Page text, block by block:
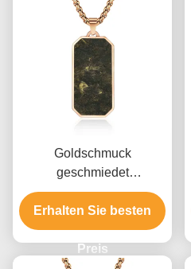
Goldschmuck
geschmiedet
Kohlenstofffaser
Anhänger Männer Link
Kette Halskette zum
Jahrestag
Erhalten Sie besten
Preis